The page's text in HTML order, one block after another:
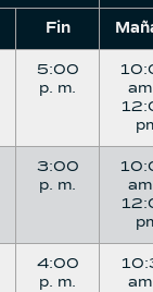
Fin
5:00
p. m.
3:00
p. m.
4:00
p. m.